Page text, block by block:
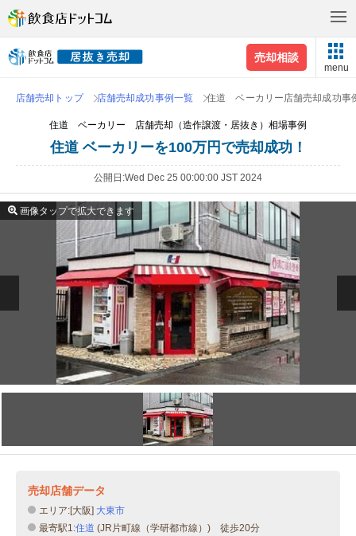
売却相談
menu
店舗売却トップ 店舗売却成功事例一覧 住道 ベーカリー店舗売却成功事
住道 ベーカリー 店舗売却（造作譲渡・居抜き）相場事例
住道 ベーカリーを100万円で売却成功！
公開日 Wed Dec 25 00:00:00 JST 2024
画像タップで拡大できます
売却店舗データ
エリア:[大阪] 大東市
最寄駅1:住道 (JR片町線（学研都市線）) 徒歩20分